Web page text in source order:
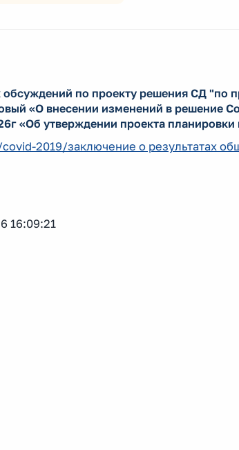
по проекту решения СД "по
«О внесении изменений в решение
«Об утверждении проекта
2019/заключение о результатах
16:09:21